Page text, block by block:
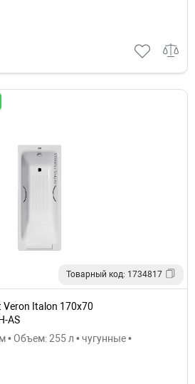
Товарный код: 1734817
Veron Italon 170x70
AS
• Объем: 255 л • чугунные •